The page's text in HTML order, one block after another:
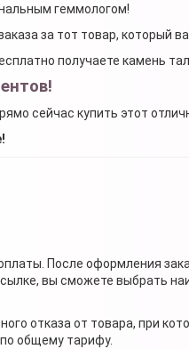
геммологом!
за тот товар, который
получаете камень
сейчас купить этот
После оформления
вы сможете выбрать
отказа от товара, при
общему тарифу.